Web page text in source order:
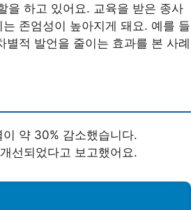
을 하고 있어요. 교육을 받은 종사
존엄성이 높아지게 돼요. 예를 들
적 발언을 줄이는 효과를 본 사례
약 30% 감소했습니다.
선되었다고 보고했어요.